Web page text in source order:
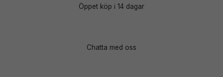
Öppet köp i 14 dagar
Chatta med oss